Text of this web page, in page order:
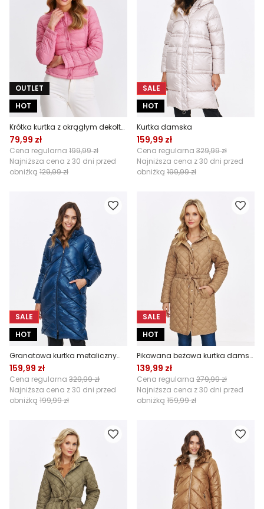
OUTLET
HOT
Krótka kurtka z okrągłym dekoltem
79,99 zł
Cena regularna 199,99 zł
Najniższa cena z 30 dni przed
obniżką 129,99 zł
SALE
HOT
Kurtka damska
159,99 zł
Cena regularna 329,99 zł
Najniższa cena z 30 dni przed
obniżką 199,99 zł
SALE
HOT
Granatowa kurtka metalicznym połyskiem
159,99 zł
Cena regularna 329,99 zł
Najniższa cena z 30 dni przed
obniżką 199,99 zł
SALE
HOT
Pikowana beżowa kurtka damska
139,99 zł
Cena regularna 279,99 zł
Najniższa cena z 30 dni przed
obniżką 159,99 zł